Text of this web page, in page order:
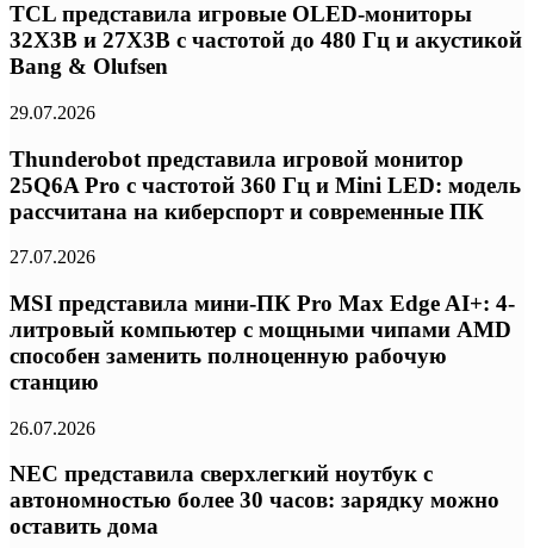
TCL представила игровые OLED-мониторы
32X3B и 27X3B с частотой до 480 Гц и акустикой
Bang & Olufsen
29.07.2026
Thunderobot представила игровой монитор
25Q6A Pro с частотой 360 Гц и Mini LED: модель
рассчитана на киберспорт и современные ПК
27.07.2026
MSI представила мини-ПК Pro Max Edge AI+: 4-
литровый компьютер с мощными чипами AMD
способен заменить полноценную рабочую
станцию
26.07.2026
NEC представила сверхлегкий ноутбук с
автономностью более 30 часов: зарядку можно
оставить дома